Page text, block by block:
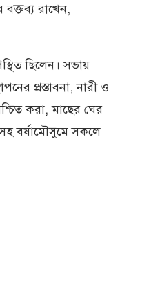
রাখেন,
ছিলেন। সভায়
প্রস্তাবনা, নারী ও
করা, মাছের ঘের
বর্ষামৌসুমে সকলে